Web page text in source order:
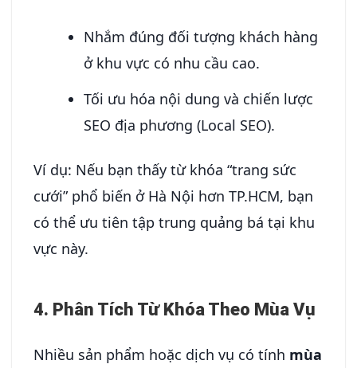
Nhắm đúng đối tượng khách hàng
ở khu vực có nhu cầu cao.
Tối ưu hóa nội dung và chiến lược
SEO địa phương (Local SEO).
Ví dụ: Nếu bạn thấy từ khóa “trang sức
cưới” phổ biến ở Hà Nội hơn TP.HCM, bạn
có thể ưu tiên tập trung quảng bá tại khu
vực này.
4. Phân Tích Từ Khóa Theo Mùa Vụ
Nhiều sản phẩm hoặc dịch vụ có tính mùa